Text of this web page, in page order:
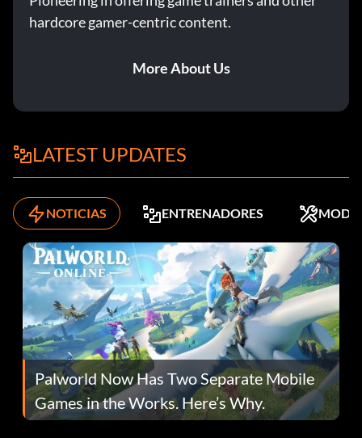
hardcore gamer-centric content.
More About Us
LATEST UPDATES
NOTICIAS ENTRENADORES MODS
Palworld Now Has Two Separate Mobile
Games in the Works. Here’s Why.